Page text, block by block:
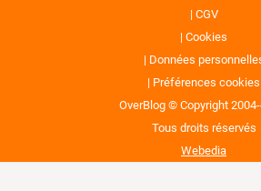
CGV
Cookies
Données
Préférences cookies
OverBlog © Copyright
Tous droits réservés
Webedia